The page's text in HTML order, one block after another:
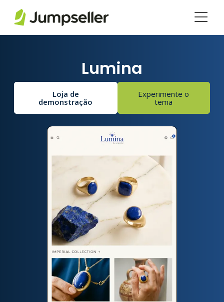
Lumina
Loja de
demonstração
Experimente o
tema